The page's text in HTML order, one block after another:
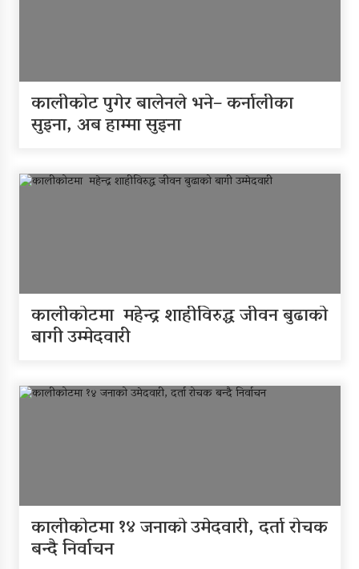
कालीकोट पुगेर बालेनले भने– कर्नालीका
सुइना, अब हाम्मा सुइना
कालीकोटमा महेन्द्र शाहीविरुद्ध जीवन बुढाको
बागी उम्मेदवारी
कालीकोटमा १४ जनाको उमेदवारी, दर्ता रोचक
बन्दै निर्वाचन